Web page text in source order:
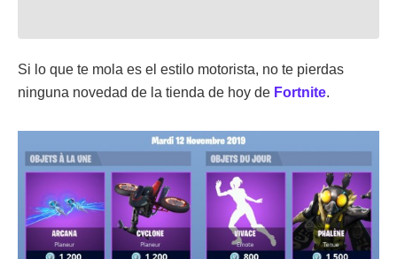
Si lo que te mola es el estilo motorista, no te pierdas
ninguna novedad de la tienda de hoy de Fortnite.